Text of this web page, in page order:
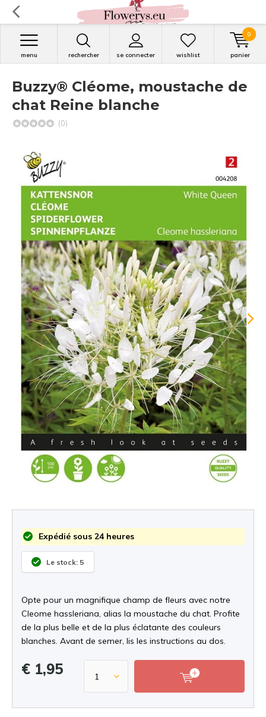
rechercher se connecter
menu wishlist panier
0
Buzzy® Cléome, moustache de
chat Reine blanche
(0)
Expédié sous 24 heures
Le stock: 5
Opte pour un magnifique champ de fleurs avec notre
Cleome hassleriana, alias la moustache du chat. Profite
de la plus belle et de la plus éclatante des couleurs
blanches. Avant de semer, lis les instructions au dos.
€ 1,95